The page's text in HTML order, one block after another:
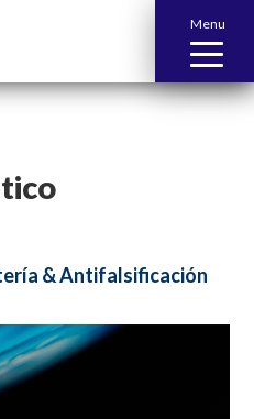
Menu
& Antifalsificación